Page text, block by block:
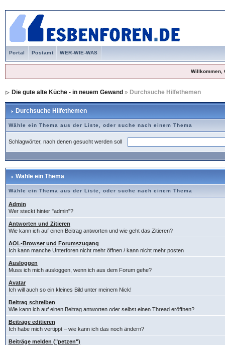
Portal Postamt WER-WIE-WAS
Willkommen,
Die gute alte Küche - in neuem Gewand » Durchsuche Hilfethemen
Durchsuche Hilfethemen
Wähle ein Thema aus der Liste, oder suche nach einem Thema
Schlagwörter, nach denen gesucht werden soll
Wähle ein Thema
Wähle ein Thema aus der Liste, oder suche nach einem Thema
Admin
Wer steckt hinter "admin"?
Antworten und Zitieren
Wie kann ich auf einen Beitrag antworten und wie geht das Zitieren?
AOL-Browser und Forumszugang
Ich kann manche Unterforen nicht mehr öffnen / kann nicht mehr posten
Ausloggen
Muss ich mich ausloggen, wenn ich aus dem Forum gehe?
Avatar
Ich will auch so ein kleines Bild unter meinem Nick!
Beitrag schreiben
Wie kann ich auf einen Beitrag antworten oder selbst einen Thread eröffnen?
Beiträge editieren
Ich habe mich vertippt – wie kann ich das noch ändern?
Beiträge melden ("petzen")